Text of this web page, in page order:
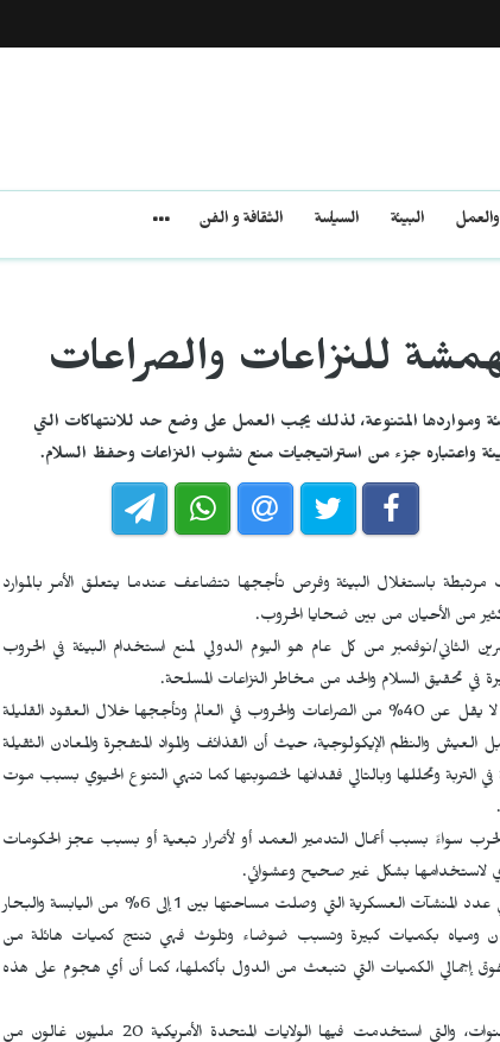
والعمل البيئة السياسة الثقافة و الفن
للنزاعات والصراعات
ومواردها المتنوعة، لذلك يجب العمل على وضع حد للانتهاكات التي
واعتباره جزء من استراتيجيات منع نشوب النزاعات وحفظ السلام.
مرتبطة باستغلال البيئة وفرص تأججها تتضاعف عندما يتعلق الأمر بالموارد
من الأحيان من بين ضحايا الحروب.
أن السادس من تشرين الثاني/نوفمبر من كل عام هو اليوم الدولي لمنع استخدام البيئة في الحروب
في تحقيق السلام والحد من مخاطر النزاعات المسلحة.
وفي تقارير كثيرة له وجد برنامج الأمم المتحدة للبيئة أن ما لا يقل عن 40% من الصراعات والحروب في العالم وتأججها خلال العقود القليلة
العيش والنظم الإيكولوجية، حيث أن القذائف والمواد المتفجرة والمعادن الثقيلة
المواد العضوية في التربة وتحللها وبالتالي فقدانها لخصوبتها كما تنهي التنوع الحيوي بسبب موت
سواءً بسبب أعمال التدمير العمد أو لأضرار تبعية أو بسبب عجز الحكومات
لاستخدامها بشكل غير صحيح وعشوائي.
ومن المعروف أن كثرة الحروب والنزاعات يترافق معه زيادة في عدد المنشآت العسكرية التي وصلت مساحتها بين 1 إلى 6% من اليابسة والبحار
ومياه بكميات كبيرة وتسبب ضوضاء وتلوث فهي تنتج كميات هائلة من
تفوق إجمالي الكميات التي تنبعث من الدول بأكملها، كما أن أي هجوم على هذه
وعلى سبيل المثال حرب الفيتنام التي دامت قرابة عشر سنوات، والتي استخدمت فيها الولايات المتحدة الأمريكية 20 مليون غالون من